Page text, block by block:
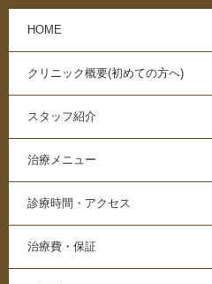
HOME
クリニック概要(初めての方へ)
スタッフ紹介
治療メニュー
診療時間・アクセス
治療費・保証